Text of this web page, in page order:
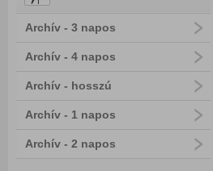
Archív - 3 napos
Archív - 4 napos
Archív - hosszú
Archív - 1 napos
Archív - 2 napos